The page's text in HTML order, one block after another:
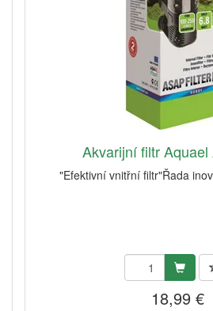
Akvarijní filtr Aquael
"Efektivní vnitřní filtr"Řada
18,99 €